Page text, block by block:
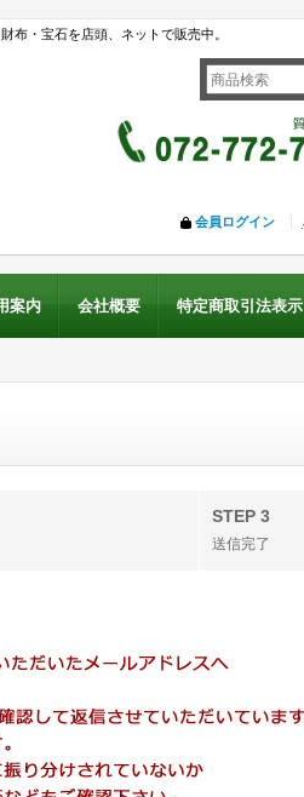
布・宝石を店頭、ネットで販売中。
会員ログイン
案内 会社概要 特定商取引法表示
STEP 3
送信完了